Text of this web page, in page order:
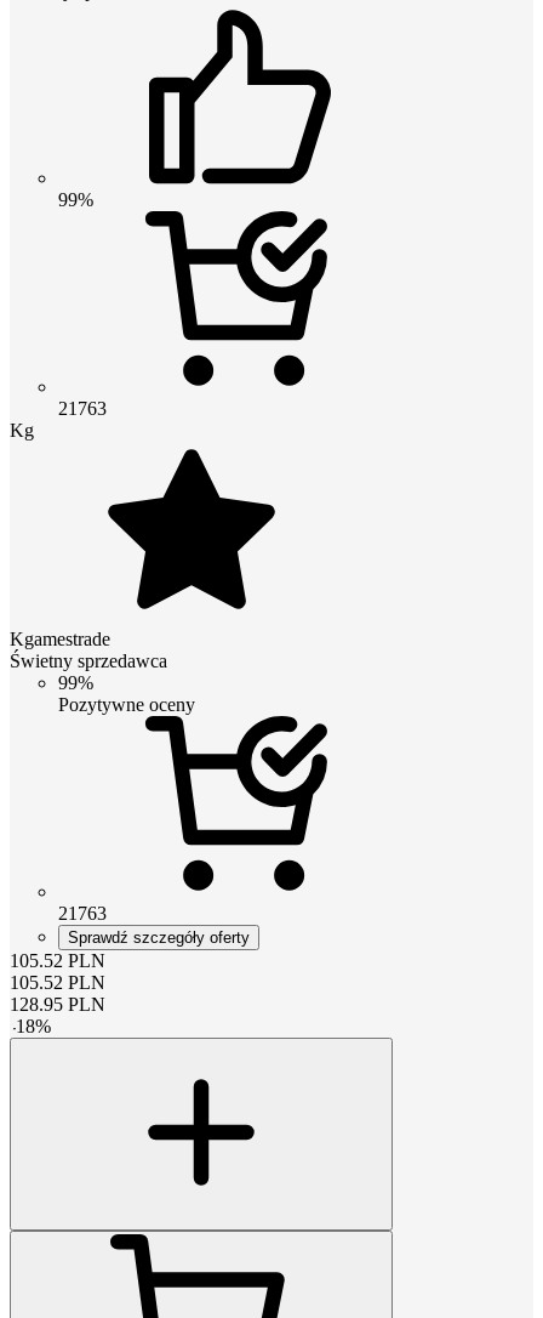
99%
21763
Kg
Kgamestrade
Świetny sprzedawca
99%
Pozytywne oceny
21763
Sprawdź szczegóły oferty
105.52 PLN
105.52 PLN
128.95 PLN
-18%